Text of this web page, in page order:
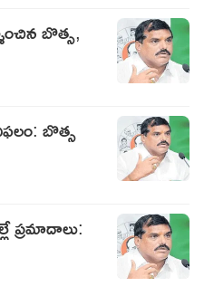
బొత్స,
బొత్స
ప్రమాదాలు: